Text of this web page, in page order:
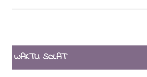
WAKTU SOLAT